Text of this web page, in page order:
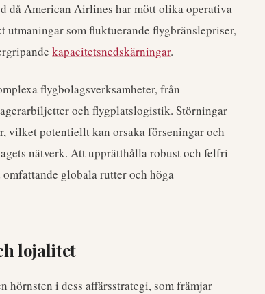
då American Airlines har mött olika operativa
utmaningar som fluktuerande flygbränslepriser,
kapacitetsnedskärningar.
flygbolagsverksamheter, från
och flygplatslogistik. Störningar
vilket potentiellt kan orsaka förseningar och
nätverk. Att upprätthålla robust och felfri
globala rutter och höga
lojalitet
hörnsten i dess affärsstrategi, som främjar